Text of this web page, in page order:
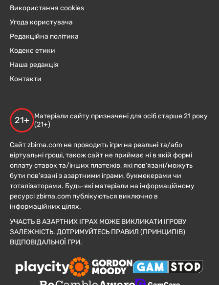
Використання cookies
Угода користувача
Редакційна політика
Кодекс етики
Наша редакція
Контакти
21+
Матеріали сайту призначені для осіб старше 21 року
(21+)
Сайт zbirna.com не проводить ігри на реальні та/або
віртуальні гроші, також сайт не приймає ні в якій формі
оплату ставок та/інших платежів, які пов’язані/можуть
бути пов’язані з азартними іграми, букмекерами чи
тоталізаторами. Будь-які матеріали на інформаційному
ресурсі zbirna.com публікуються виключно в
інформаційних цілях.
УЧАСТЬ В АЗАРТНИХ ІГРАХ МОЖЕ ВИКЛИКАТИ ІГРОВУ
ЗАЛЕЖНІСТЬ. ДОТРИМУЙТЕСЬ ПРАВИЛ (ПРИНЦИПІВ)
ВІДПОВІДАЛЬНОЇ ГРИ.